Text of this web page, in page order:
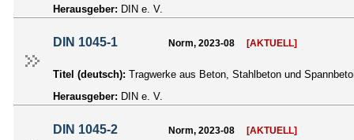
Herausgeber: DIN e. V.
DIN 1045-1 Norm, 2023-08 [AKTUELL]
Titel (deutsch): Tragwerke aus Beton, Stahlbeton und
Herausgeber: DIN e. V.
DIN 1045-2 Norm, 2023-08 [AKTUELL]